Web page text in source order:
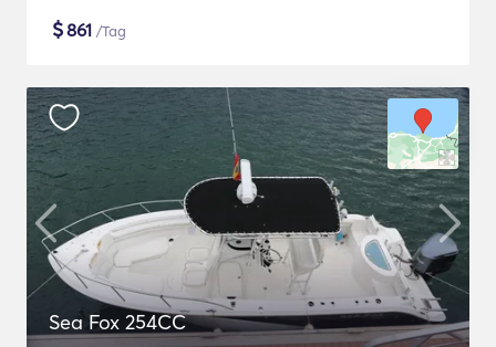
$861 /Tag
Sea Fox 254CC